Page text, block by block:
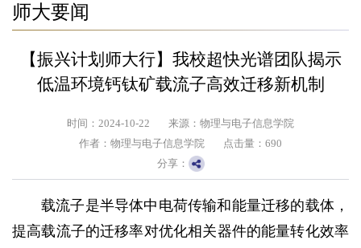
师大要闻
【振兴计划师大行】我校超快光谱团队揭示
低温环境钙钛矿载流子高效迁移新机制
时间：2024-10-22
来源：物理与电子信息学院
作者：物理与电子信息学院
点击量： 690
分享：
载流子是半导体中电荷传输和能量迁移的载体，
提高载流子的迁移率对优化相关器件的能量转化效率